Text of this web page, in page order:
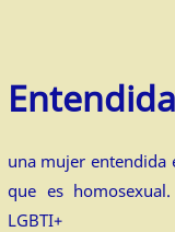
Entendida
una mujer entendida
que es
LGBTI+